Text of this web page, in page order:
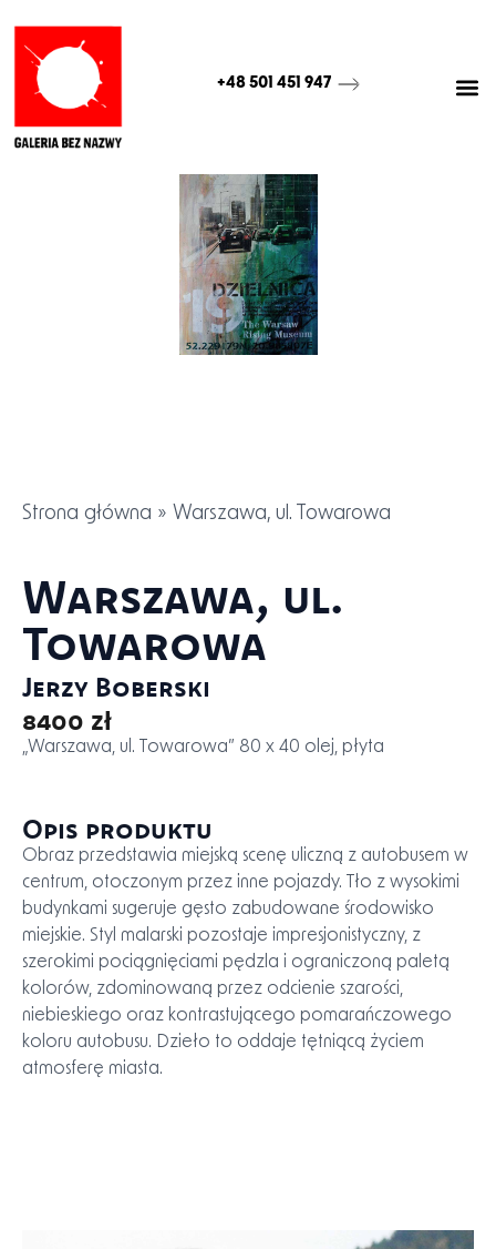
+48 501 451 947
Strona główna Warszawa, ul. Towarowa
Warszawa, ul.
Towarowa
8400 zł
„Warszawa, ul. Towarowa” 80 x 40 olej, płyta
Opis produktu
Obraz przedstawia miejską scenę uliczną z autobusem w
centrum, otoczonym przez inne pojazdy. Tło z wysokimi
budynkami sugeruje gęsto zabudowane środowisko
miejskie. Styl malarski pozostaje impresjonistyczny, z
szerokimi pociągnięciami pędzla i ograniczoną paletą